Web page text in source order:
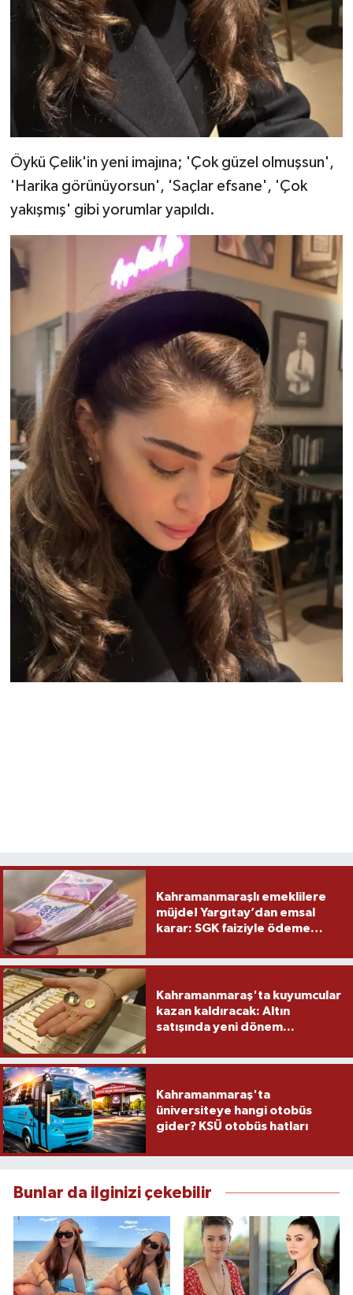
Öykü Çelik'in yeni imajına; 'Çok güzel olmuşsun',
'Harika görünüyorsun', 'Saçlar efsane', 'Çok
yakışmış' gibi yorumlar yapıldı.
Kahramanmaraşlı emeklilere
müjde! Yargıtay’dan emsal
karar: SGK faiziyle ödeme
Kahramanmaraş'ta kuyumcular
kazan kaldıracak: Altın
satışında yeni dönem...
Kahramanmaraş'ta
üniversiteye hangi otobüs
gider? KSÜ otobüs hatları
Bunlar da ilginizi çekebilir